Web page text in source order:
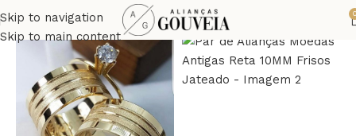
Skip to navigation
Skip to main content